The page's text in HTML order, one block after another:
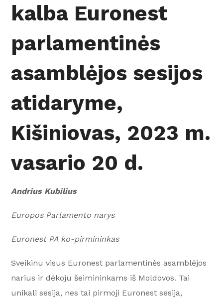
kalba Euronest
parlamentinės
asamblėjos sesijos
atidaryme,
Kišiniovas, 2023 m.
vasario 20 d.
Andrius Kubilius
Europos Parlamento narys
Euronest PA ko-pirmininkas
Sveikinu visus Euronest parlamentinės asamblėjos
narius ir dėkoju šeimininkams iš Moldovos. Tai
unikali sesija, nes tai pirmoji Euronest sesija,